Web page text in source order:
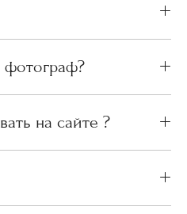
на сайте ?